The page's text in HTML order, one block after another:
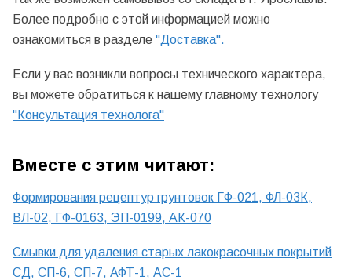
Более подробно с этой информацией можно
ознакомиться в разделе "Доставка".
Если у вас возникли вопросы технического характера,
вы можете обратиться к нашему главному технологу
"Консультация технолога"
Вместе с этим читают:
Формирования рецептур грунтовок ГФ-021, ФЛ-03К,
ВЛ-02, ГФ-0163, ЭП-0199, АК-070
Смывки для удаления старых лакокрасочных покрытий
СД, СП-6, СП-7, АФТ-1, АС-1